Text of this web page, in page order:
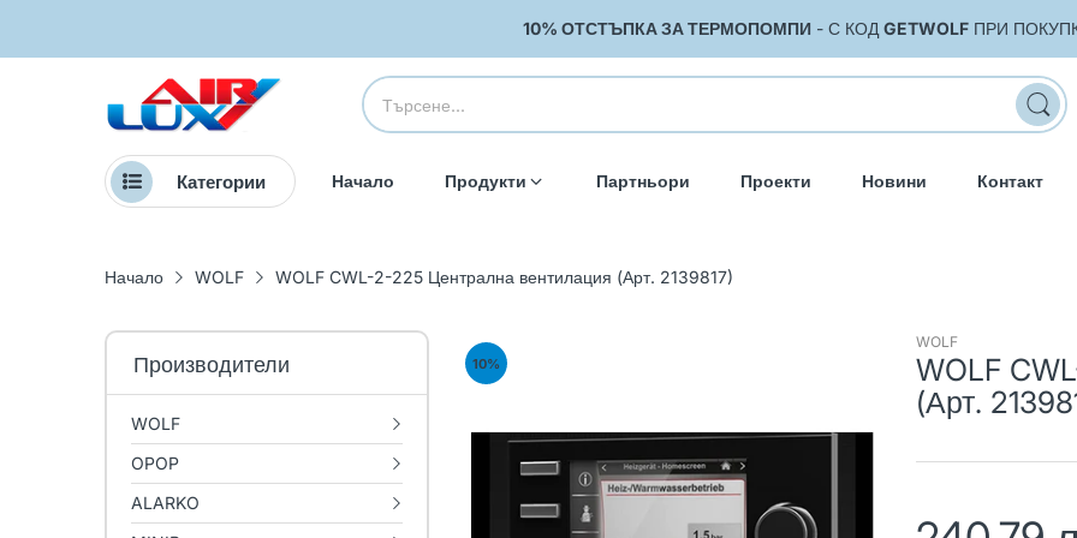
10% ОТСТЪПКА ЗА ТЕРМОПОМПИ - С КОДGETWOLF ПРИ
Категории Начало Продукти Партньори Проекти Новини Контакт
Начало WOLF WOLF CWL-2-225 Централна вентилация (Арт. 2139817)
Производители
WOLF
OPOP
ALARKO
10%
WOLF
WOLF
(Арт.